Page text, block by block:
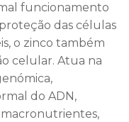
funcionamento
das células
o zinco também
celular. Atua na
do ADN,